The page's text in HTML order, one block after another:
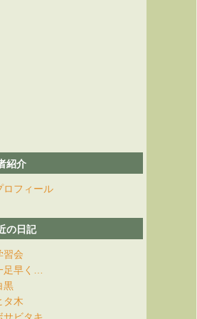
紹介
ロフィール
の日記
習会
足早く…
黒
タ木